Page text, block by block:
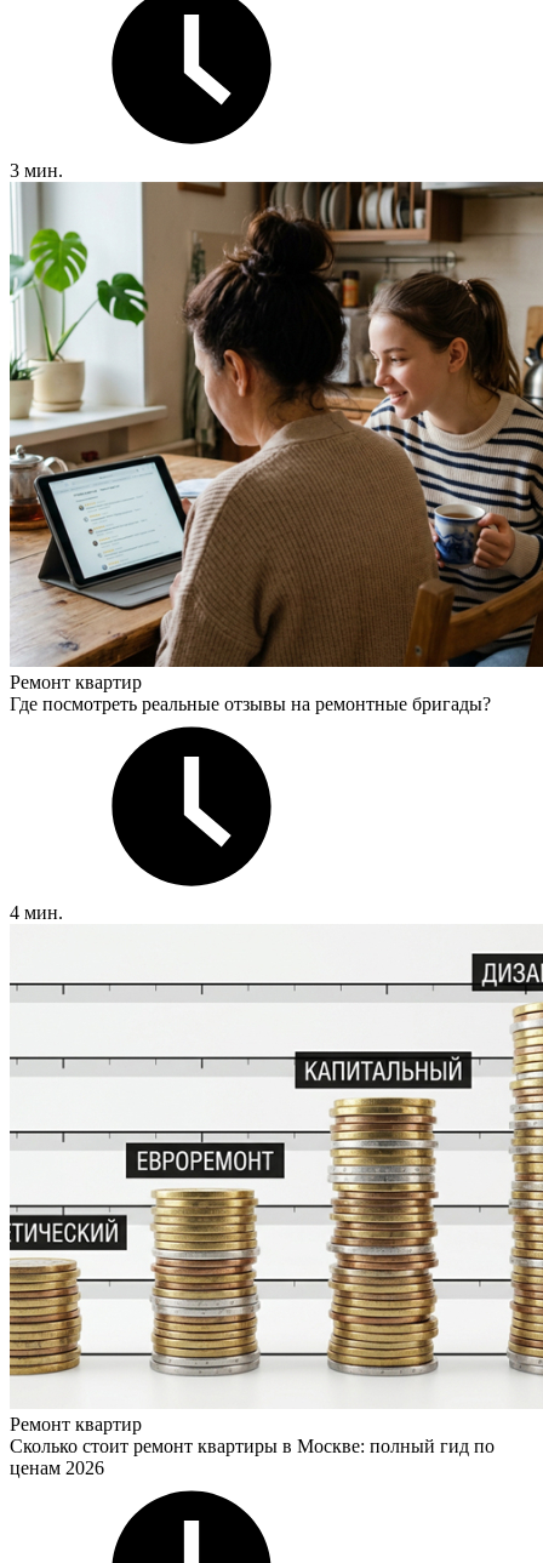
3 мин.
Ремонт квартир
Где посмотреть реальные отзывы на ремонтные бригады?
4 мин.
Ремонт квартир
Сколько стоит ремонт квартиры в Москве: полный гид по
ценам 2026